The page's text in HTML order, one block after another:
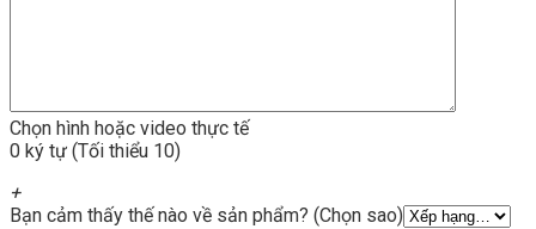
Chọn hình hoặc video thực tế
0 ký tự (Tối thiểu 10)
+
Bạn cảm thấy thế nào về sản phẩm? (Chọn sao)